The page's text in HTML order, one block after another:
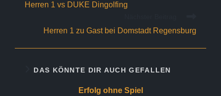
ansehen
Herren 1 vs DUKE Dingolfing
Herren 1 zu Gast bei Domstadt Regensburg
DAS KÖNNTE DIR AUCH GEFALLEN
Erfolg ohne Spiel